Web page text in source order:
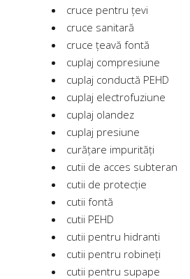
cruce pentru țevi
cruce sanitară
cruce țeavă fontă
cuplaj compresiune
cuplaj conductă PEHD
cuplaj electrofuziune
cuplaj olandez
cuplaj presiune
curățare impurități
cutii de acces subteran
cutii de protecție
cutii fontă
cutii PEHD
cutii pentru hidranti
cutii pentru robineți
cutii pentru supape